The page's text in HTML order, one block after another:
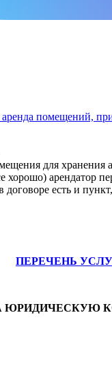
помещений,
для
арендатор
договоре есть и
ПЕРЕЧЕНЬ
ЮРИДИЧЕСКУЮ